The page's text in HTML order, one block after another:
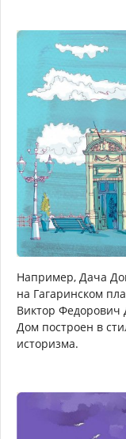
Например, Дача
на Гагаринском
Виктор Федорович
Дом построен в
историзма.